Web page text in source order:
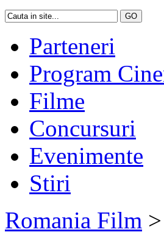
Parteneri
Program
Filme
Concursuri
Evenimente
Stiri
Romania Film >